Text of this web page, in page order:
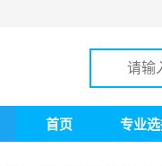
首页 专业